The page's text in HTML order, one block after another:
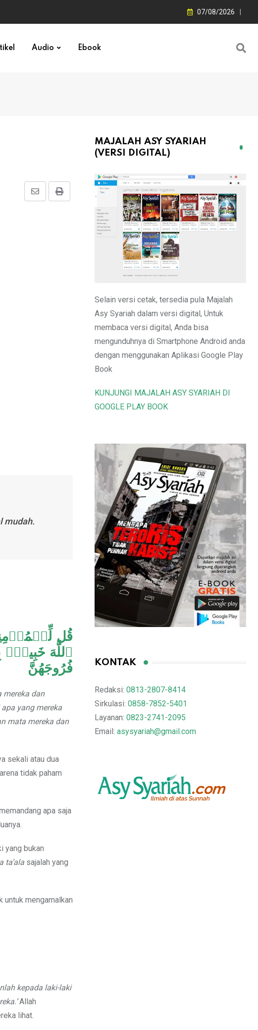
07/08/2026
Audio Ebook
Print
Share
mudah.
قُل
فُرُوجَهُنَّ
mereka dan
yang mereka
mata mereka dan
sekali atau dua
tidak paham
apa saja
yang bukan
ta’ala sajalah yang
untuk mengamalkan
kepada laki-laki
Allah
lihat.
MAJALAH ASY SYARIAH
(VERSI DIGITAL)
Selain versi cetak, tersedia pula Majalah
Asy Syariah dalam versi digital, Untuk
membaca versi digital, Anda bisa
mengunduhnya di Smartphone Android anda
dengan menggunakan Aplikasi Google Play
Book
KUNJUNGI MAJALAH ASY SYARIAH DI
GOOGLE PLAY BOOK
KONTAK
Redaksi: 0813-2807-8414
Sirkulasi: 0858-7852-5401
Layanan: 0823-2741-2095
Email: asysyariah@gmail.com